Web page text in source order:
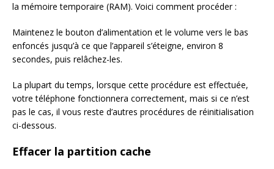
la mémoire temporaire (RAM). Voici comment procéder :
Maintenez le bouton d’alimentation et le volume vers le bas
enfoncés jusqu’à ce que l’appareil s’éteigne, environ 8
secondes, puis relâchez-les.
La plupart du temps, lorsque cette procédure est effectuée,
votre téléphone fonctionnera correctement, mais si ce n’est
pas le cas, il vous reste d’autres procédures de réinitialisation
ci-dessous.
Effacer la partition cache